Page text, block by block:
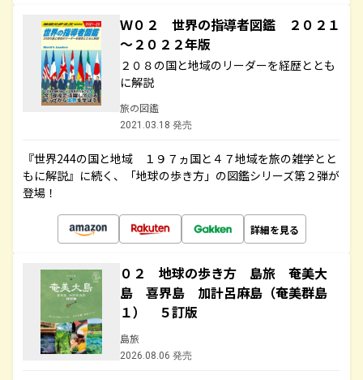
Ｗ０２ 世界の指導者図鑑 ２０２１
～２０２２年版
２０８の国と地域のリーダーを経歴ととも
に解説
旅の図鑑
2021.03.18 発売
『世界244の国と地域 １９７ヵ国と４７地域を旅の雑学とと
もに解説』に続く、「地球の歩き方」の図鑑シリーズ第２弾が
登場！
詳細を見る
０２ 地球の歩き方 島旅 奄美大
島 喜界島 加計呂麻島（奄美群島
１） ５訂版
島旅
2026.08.06 発売